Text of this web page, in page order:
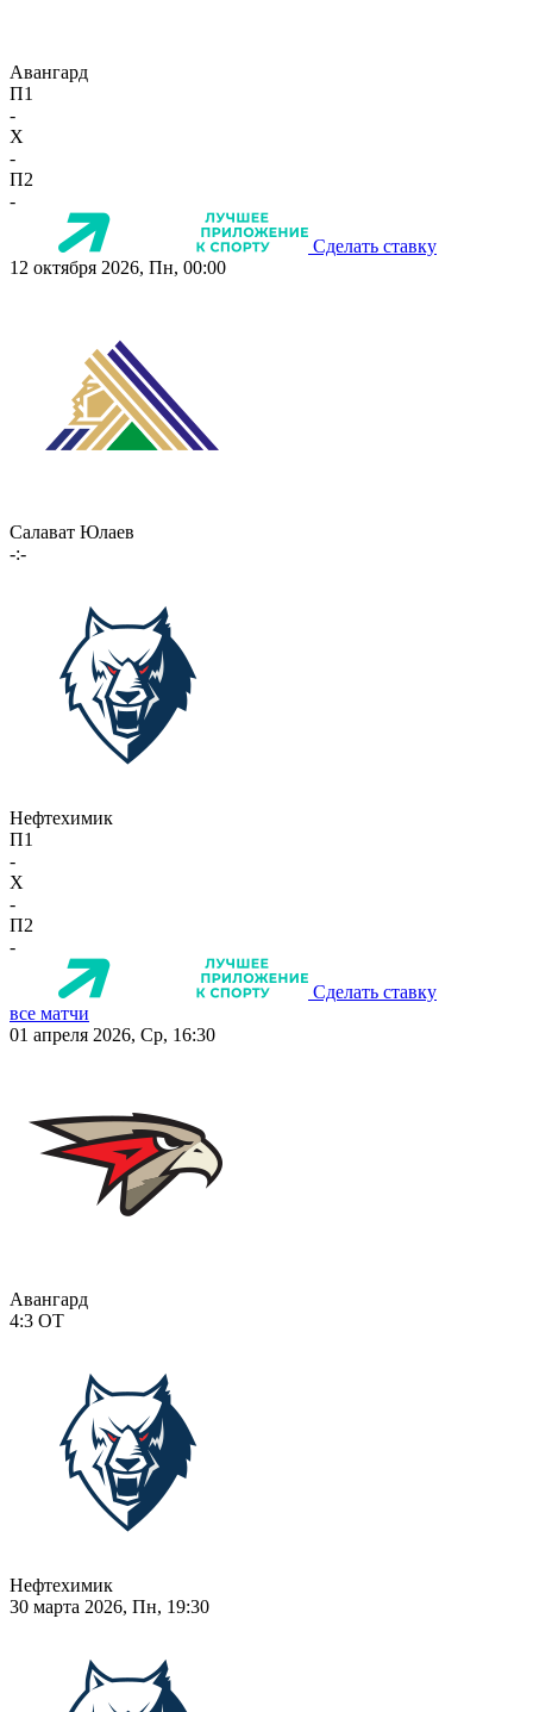
Авангард
П1
-
X
-
П2
-
Сделать ставку
12 октября 2026, Пн, 00:00
Салават Юлаев
-:-
Нефтехимик
П1
-
X
-
П2
-
Сделать ставку
все матчи
01 апреля 2026, Ср, 16:30
Авангард
4:3 ОТ
Нефтехимик
30 марта 2026, Пн, 19:30